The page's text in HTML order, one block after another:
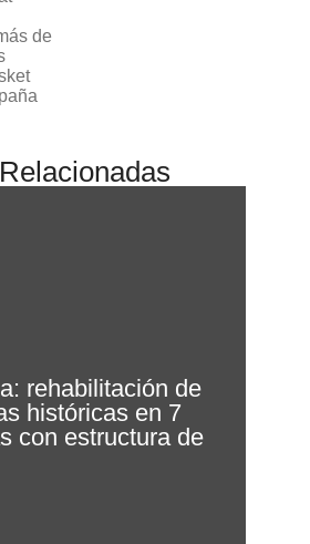
de
rehabilitación de
históricas en 7
con estructura de